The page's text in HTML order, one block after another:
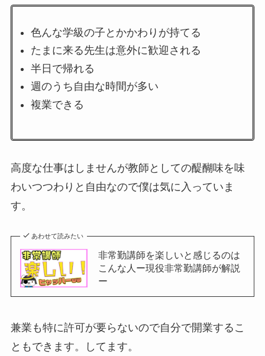
色んな学級の子とかかわりが持てる
たまに来る先生は意外に歓迎される
半日で帰れる
週のうち自由な時間が多い
複業できる
高度な仕事はしませんが教師としての醍醐味を味
わいつつわりと自由なので僕は気に入っていま
す。
あわせて読みたい
非常勤講師を楽しいと感じるのは
こんな人ー現役非常勤講師が解説
ー
兼業も特に許可が要らないので自分で開業するこ
ともできます。してます。